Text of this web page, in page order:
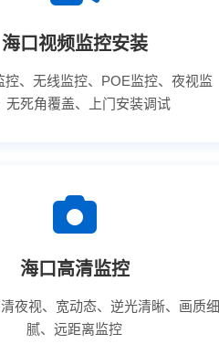
海口视频监控安装
控、无线监控、POE监控、夜视监
无死角覆盖、上门安装调试
海口高清监控
夜视、宽动态、逆光清晰、画质细
腻、远距离监控